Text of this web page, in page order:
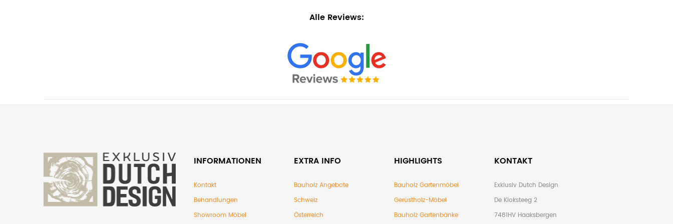
Alle Reviews:
INFORMATIONEN
Kontakt
Behandlungen
Showroom Möbel
EXTRA INFO
Bauholz Angebote
Schweiz
Österreich
HIGHLIGHTS
Bauholz Gartenmöbel
Gerüstholz-Möbel
Bauholz Gartenbänke
KONTAKT
Exklusiv Dutch Design
De Kloksteeg 2
7481HV Haaksbergen